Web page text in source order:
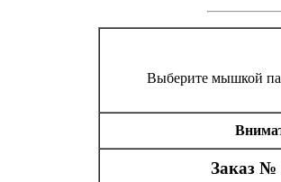
Выберите мышкой
Заказ №